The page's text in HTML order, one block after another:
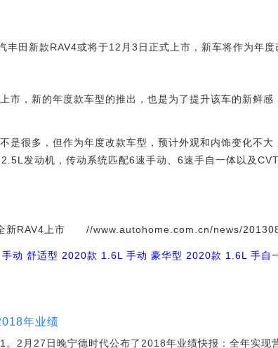
新款RAV4或将于12月3日正式上市，新车将作为年度
，新的年度款车型的推出，也是为了提升该车的新鲜感
很多，但作为年度改款车型，预计外观和内饰变化不大
发动机，传动系统匹配6速手动、6速手自一体以及
RAV4上市 //www.autohome.com.cn/news/
动 舒适型 2020款 1.6L 手动 豪华型 2020款 1.6L 手自
年业绩
2月27日晚宁德时代公布了2018年业绩快报：全年实现